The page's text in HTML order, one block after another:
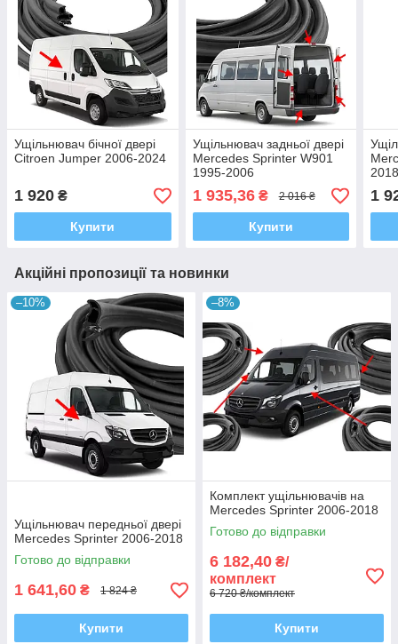
Ущільнювач бічної двері
Citroen Jumper 2006-2024
1 920 ₴
Купити
Ущільнювач задньої двері
Mercedes Sprinter W901
1995-2006
1 935,36₴ 2 016 ₴
Купити
1
Акційні пропозиції та новинки
–10%
Ущільнювач передньої двері
Mercedes Sprinter 2006-2018
Готово до відправки
1 641,60 ₴ 1 824 ₴
Купити
–8%
Комплект ущільнювачів на
Mercedes Sprinter 2006-2018
Готово до відправки
6 182,40 ₴/
комплект
6 720 ₴/комплект
Купити